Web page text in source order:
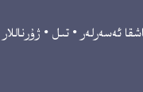
ئەسەرلەر •تىل • ژۇرناللار